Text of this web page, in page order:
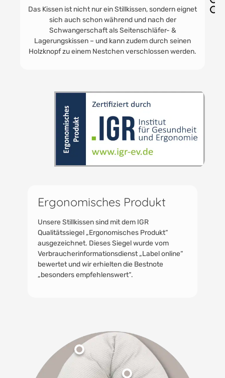
formstabil
Die Füllung des Stillkissens besteht aus silikonisierten
Polyester-Hohlfasern: Dadurch raschelt es nicht,
fasst sich ähnlich an wie ein normales Kissen und
sorgt so für ein angenehmes Liegegefühl für Mutter
Ergonomisches Produkt
Unsere Stillkissen sind mit dem IGR
Qualitätssiegel „Ergonomisches Produkt“
ausgezeichnet. Dieses Siegel wurde vom
Verbraucherinformationsdienst „Label online“
bewertet und wir erhielten die Bestnote
„besonders empfehlenswert“.